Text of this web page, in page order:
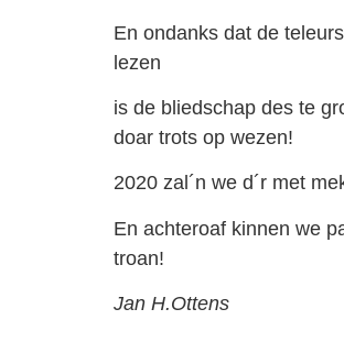
En ondanks dat de
lezen
is de bliedschap des te
doar trots op wezen!
2020 zal´n we d´r met
En achteroaf kinnen we
troan!
Jan H.Ottens